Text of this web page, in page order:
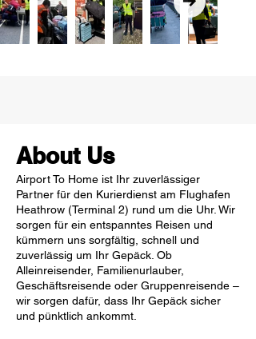
About Us
Airport To Home ist Ihr zuverlässiger
Partner für den Kurierdienst am Flughafen
Heathrow (Terminal 2) rund um die Uhr. Wir
sorgen für ein entspanntes Reisen und
kümmern uns sorgfältig, schnell und
zuverlässig um Ihr Gepäck. Ob
Alleinreisender, Familienurlauber,
Geschäftsreisende oder Gruppenreisende –
wir sorgen dafür, dass Ihr Gepäck sicher
und pünktlich ankommt.